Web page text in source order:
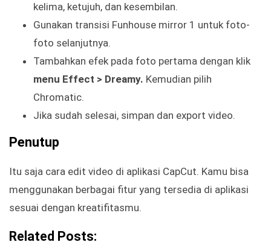
kelima, ketujuh, dan kesembilan.
Gunakan transisi Funhouse mirror 1 untuk foto-
foto selanjutnya.
Tambahkan efek pada foto pertama dengan klik
menu Effect > Dreamy. Kemudian pilih
Chromatic.
Jika sudah selesai, simpan dan export video.
Penutup
Itu saja cara edit video di aplikasi CapCut. Kamu bisa
menggunakan berbagai fitur yang tersedia di aplikasi
sesuai dengan kreatifitasmu.
Related Posts: